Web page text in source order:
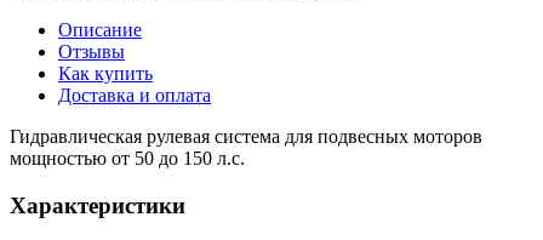
Описание
Отзывы
Как купить
Доставка и оплата
Гидравлическая рулевая система для подвесных моторов
мощностью от 50 до 150 л.с.
Характеристики